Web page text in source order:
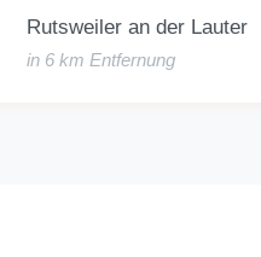
Rutsweiler an der Lauter
in 6 km Entfernung